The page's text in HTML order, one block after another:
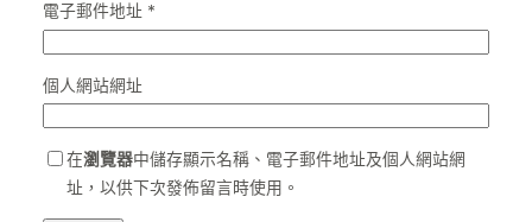
電子郵件地址 *
個人網站網址
在瀏覽器中儲存顯示名稱、電子郵件地址及個人網站網
址，以供下次發佈留言時使用。